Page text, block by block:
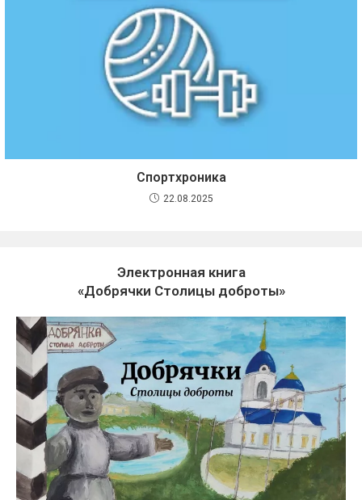
Спортхроника
22.08.2025
Электронная книга
«Добрячки Столицы доброты»